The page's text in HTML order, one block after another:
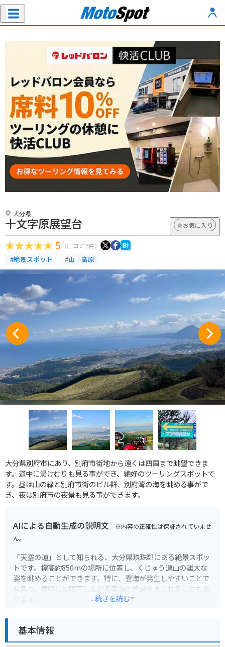
大分県
十文字原展望台 お気に入り
5 （口コミ2件）
#絶景スポット #山｜高原
大分県別府市にあり、別府市街地から遠くは四国まで眺望できま
す。道中に湯けむりも見る事ができ、絶好のツーリングスポットで
す。昼は山の緑と別府市街のビル群、別府湾の海を眺める事がで
き、夜は別府市の夜景も見る事ができます。
AIによる自動生成の説明文 ※内容の正確性は保証されていませ
ん。
「天空の道」として知られる、大分県玖珠郡にある絶景スポッ
トです。標高約850mの場所に位置し、くじゅう連山の雄大な
姿を眺めることができます。特に、雲海が発生しやすいことで
有名で、早朝には眼下に広がる雲海の絶景を見られることもあ
す。バイクで訪れる場合、駐車場から展望台までは舗装された
道を少し歩く必要がありますが、絶景を見る価値は十分にあり
...続きを読む
基本情報